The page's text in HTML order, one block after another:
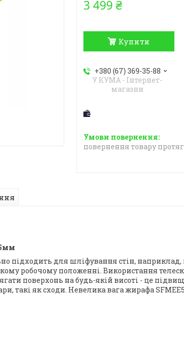
3 499 ₴
Купити
+380 (67) 369-35-88
У КУМА - Інтернет-
магазни
повернення товару
підходить для шліфування стін,
робочому положенні. Використання
поверхонь на будь-якій висоті - це
такі як сходи. Невелика вага жирафа